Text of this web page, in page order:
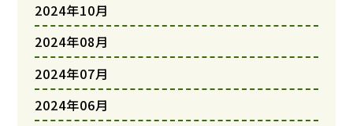
2024年10月
2024年08月
2024年07月
2024年06月